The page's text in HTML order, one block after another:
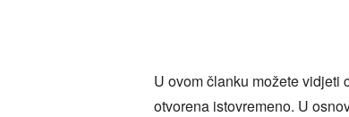
U ovom članku možete vidjeti
otvorena istovremeno. U